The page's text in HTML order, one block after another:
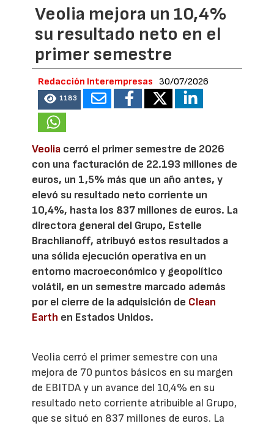
Veolia mejora un 10,4%
su resultado neto en el
primer semestre
Redacción Interempresas 30/07/2026
1183
Veolia cerró el primer semestre de 2026
con una facturación de 22.193 millones de
euros, un 1,5% más que un año antes, y
elevó su resultado neto corriente un
10,4%, hasta los 837 millones de euros. La
directora general del Grupo, Estelle
Brachlianoff, atribuyó estos resultados a
una sólida ejecución operativa en un
entorno macroeconómico y geopolítico
volátil, en un semestre marcado además
por el cierre de la adquisición de Clean
Earth en Estados Unidos.
Veolia cerró el primer semestre con una
mejora de 70 puntos básicos en su margen
de EBITDA y un avance del 10,4% en su
resultado neto corriente atribuible al Grupo,
que se situó en 837 millones de euros. La